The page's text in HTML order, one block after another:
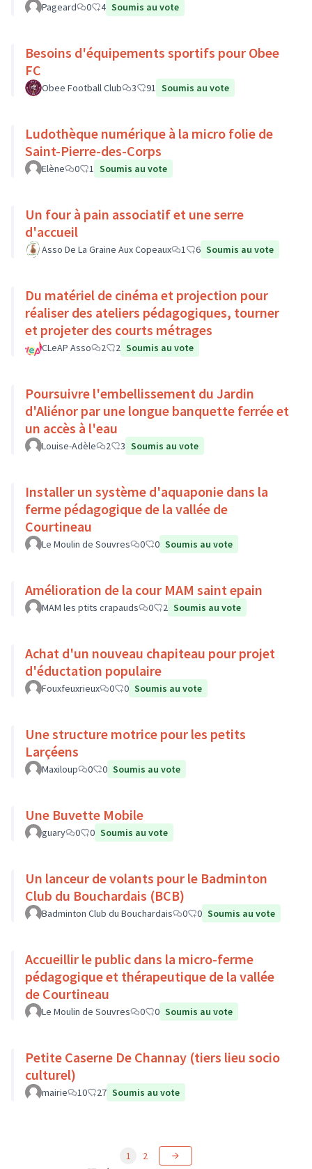
Pageard 0 4 Soumis au vote
Besoins d'équipements sportifs pour Obee
FC
Obee Football Club 3 91 Soumis au vote
Ludothèque numérique à la micro folie de
Saint-Pierre-des-Corps
Elène 0 1 Soumis au vote
Un four à pain associatif et une serre
d'accueil
Asso De La Graine Aux Copeaux 1 6 Soumis au vote
Du matériel de cinéma et projection pour
réaliser des ateliers pédagogiques, tourner
et projeter des courts métrages
CLeAP Asso 2 2 Soumis au vote
Poursuivre l'embellissement du Jardin
d'Aliénor par une longue banquette ferrée et
un accès à l'eau
Louise-Adèle 2 3 Soumis au vote
Installer un système d'aquaponie dans la
ferme pédagogique de la vallée de
Courtineau
Le Moulin de Souvres 0 0 Soumis au vote
Amélioration de la cour MAM saint epain
MAM les ptits crapauds 0 2 Soumis au vote
Achat d'un nouveau chapiteau pour projet
d'éductation populaire
Fouxfeuxrieux 0 0 Soumis au vote
Une structure motrice pour les petits
Larçéens
Maxiloup 0 0 Soumis au vote
Une Buvette Mobile
guary 0 0 Soumis au vote
Un lanceur de volants pour le Badminton
Club du Bouchardais (BCB)
Badminton Club du Bouchardais 0 0 Soumis au vote
Accueillir le public dans la micro-ferme
pédagogique et thérapeutique de la vallée
de Courtineau
Le Moulin de Souvres 0 0 Soumis au vote
Petite Caserne De Channay (tiers lieu socio
culturel)
mairie 10 27 Soumis au vote
1 2